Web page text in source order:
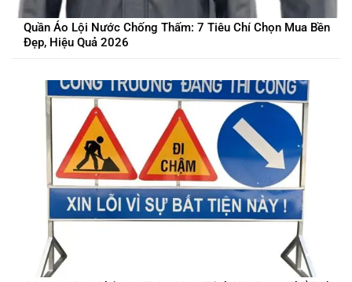
Quần Áo Lội Nước Chống Thấm: 7 Tiêu Chí Chọn Mua Bền
Đẹp, Hiệu Quả 2026